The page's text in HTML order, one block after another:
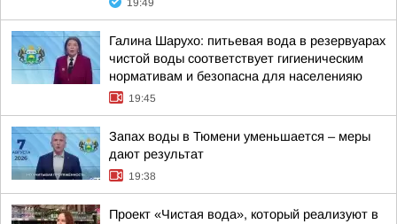
19:49
Галина Шарухо: питьевая вода в резервуарах
чистой воды соответствует гигиеническим
нормативам и безопасна для населенияю
19:45
Запах воды в Тюмени уменьшается – меры
дают результат
19:38
Проект «Чистая вода», который реализуют в